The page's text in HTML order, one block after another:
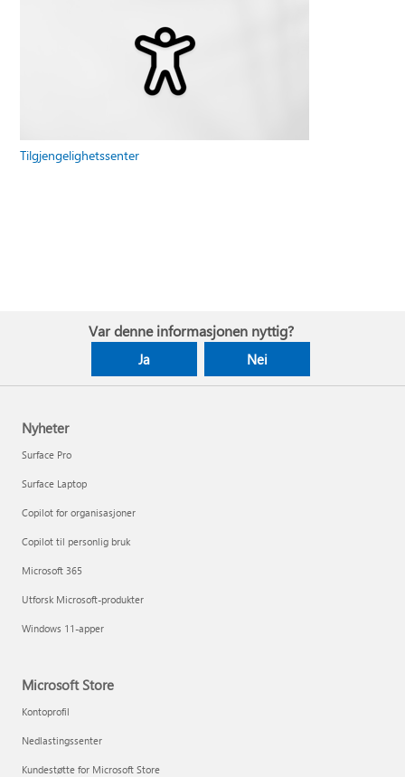
Tilgjengelighetssenter
Var denne informasjonen nyttig?
Ja Nei
Nyheter
Surface Pro
Surface Laptop
Copilot for organisasjoner
Copilot til personlig bruk
Microsoft 365
Utforsk Microsoft-produkter
Windows 11-apper
Microsoft Store
Kontoprofil
Nedlastingssenter
Kundestøtte for Microsoft Store